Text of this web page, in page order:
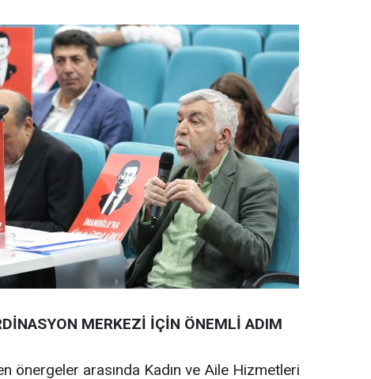
MERKEZİ İÇİN ÖNEMLİ ADIM
önergeler arasında Kadın ve Aile Hizmetleri